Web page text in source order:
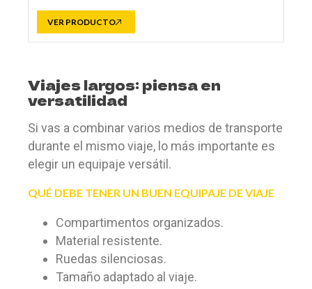
VER PRODUCTO
Viajes largos: piensa en
versatilidad
Si vas a combinar varios medios de transporte
durante el mismo viaje, lo más importante es
elegir un equipaje versátil.
QUÉ DEBE TENER UN BUEN EQUIPAJE DE VIAJE
Compartimentos organizados.
Material resistente.
Ruedas silenciosas.
Tamaño adaptado al viaje.